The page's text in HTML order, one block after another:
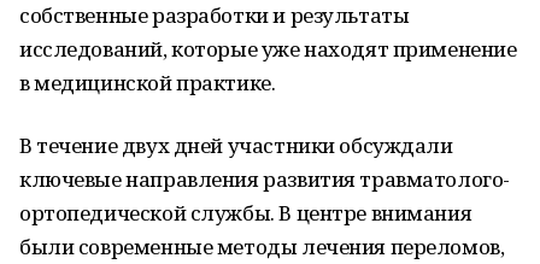
собственные разработки и результаты
исследований, которые уже находят применение
в медицинской практике.
В течение двух дней участники обсуждали
ключевые направления развития травматолого-
ортопедической службы. В центре внимания
были современные методы лечения переломов,